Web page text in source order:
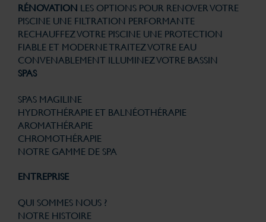
RÉNOVATION LES OPTIONS POUR RENOVER VOTRE
PISCINE UNE FILTRATION PERFORMANTE
RECHAUFFEZ VOTRE PISCINE UNE PROTECTION
FIABLE ET MODERNETRAITEZ VOTRE EAU
CONVENABLEMENT ILLUMINEZ VOTRE BASSIN
SPAS
SPAS MAGILINE
HYDROTHÉRAPIE ET BALNÉOTHÉRAPIE
AROMATHÉRAPIE
CHROMOTHÉRAPIE
NOTRE GAMME DE SPA
ENTREPRISE
QUI SOMMES NOUS ?
NOTRE HISTOIRE